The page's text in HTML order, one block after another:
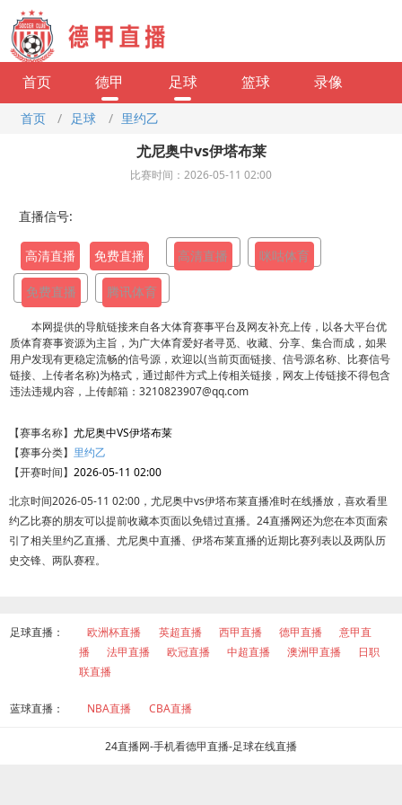
首页 德甲 足球 篮球 录像
首页 / 足球 / 里约乙
尤尼奥中vs伊塔布莱
比赛时间：2026-05-11 02:00
直播信号:
高清直播 免费直播 高清直播 咪咕体育
免费直播 腾讯体育
本网提供的导航链接来自各大体育赛事平台及网友补充上传，以各大平台优
质体育赛事资源为主旨，为广大体育爱好者寻觅、收藏、分享、集合而成，如果
用户发现有更稳定流畅的信号源，欢迎以(当前页面链接、信号源名称、比赛信号
链接、上传者名称)为格式，通过邮件方式上传相关链接，网友上传链接不得包含
违法违规内容，上传邮箱：3210823907@qq.com
【赛事名称】 尤尼奥中VS伊塔布莱
【赛事分类】 里约乙
【开赛时间】 2026-05-11 02:00
北京时间2026-05-11 02:00，尤尼奥中vs伊塔布莱直播准时在线播放，喜欢看里
约乙比赛的朋友可以提前收藏本页面以免错过直播。24直播网还为您在本页面索
引了相关里约乙直播、尤尼奥中直播、伊塔布莱直播的近期比赛列表以及两队历
史交锋、两队赛程。
足球直播： 欧洲杯直播 英超直播 西甲直播 德甲直播
意甲直
播
法甲直播 欧冠直播 中超直播 澳洲甲直播
日职
联直播
蓝球直播： NBA直播 CBA直播
24直播网-手机看德甲直播-足球在线直播